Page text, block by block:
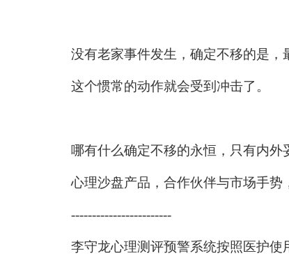
没有老家事件发生，确定不移的是，
这个惯常的动作就会受到冲击了。
哪有什么确定不移的永恒，只有内
心理沙盘产品，合作伙伴与市场手势
------------------------
李守龙心理测评预警系统按照医护使